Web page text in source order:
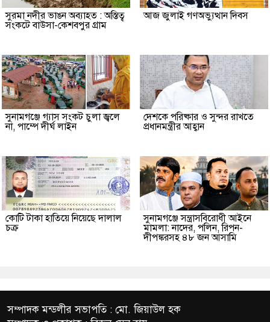
সুরমা নদীর ভাঙন অব্যাহত : অস্তিত্ব
সংকটে বাউসা-কেশবপুর গ্রাম
আজ জুলাই গণঅভ্যুত্থান দিবস
সুনামগঞ্জে গ্যাস সংকট চুলা জ্বলে
না, পাম্পে দীর্ঘ লাইন
দেশকে পরিষ্কার ও সুন্দর রাখতে
প্রধানমন্ত্রীর আহ্বান
কোটি টাকা হাতিয়ে নিয়েছে দালাল
চক্র
‎সুনামগঞ্জে সন্ত্রাসবিরোধী আইনে
মামলা: নাদের, পলিন, রিপন-
দীপঙ্করসহ ৪৮ জন আসামি
সম্পাদক মন্ডলীর সভাপতি : মো. জিয়াউল হক